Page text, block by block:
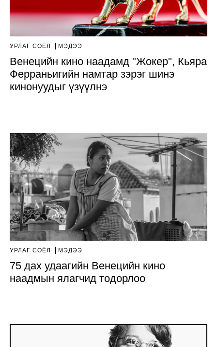
УРЛАГ СОЁЛ МЭДЭЭ
Венецийн кино наадамд "Жокер", Кьяра
Ферраньигийн намтар зэрэг шинэ
кинонуудыг үзүүлнэ
УРЛАГ СОЁЛ МЭДЭЭ
75 дах удаагийн Венецийн кино
наадмын ялагчид тодорлоо